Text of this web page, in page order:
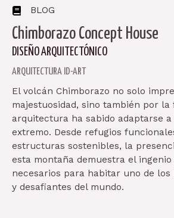
BLOG
Chimborazo Concept House
DISEÑO ARQUITECTÓNICO
ARQUITECTURA ID-ART
El volcán Chimborazo no solo
majestuosidad, sino también por
arquitectura ha sabido adaptarse
extremo. Desde refugios
estructuras sostenibles, la
esta montaña demuestra el
necesarios para habitar uno de los
y desafiantes del mundo.